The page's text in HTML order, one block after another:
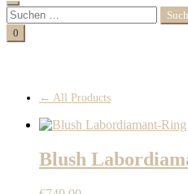
Search
Suchen
nach:
Cart
0
← All Products
Blush